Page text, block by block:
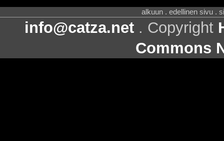
alkuun . edellinen sivu .
info@catza.net . Copyright
Commons